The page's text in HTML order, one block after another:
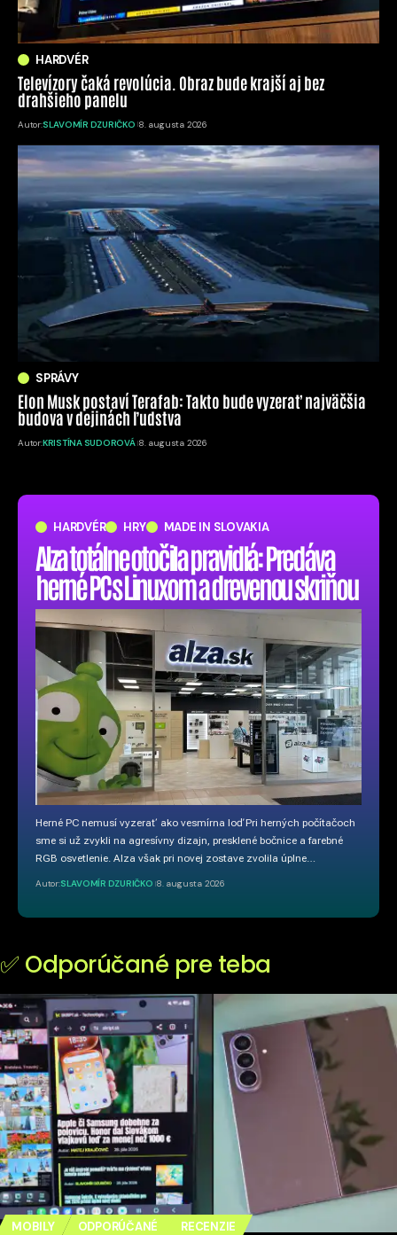
HARDVÉR HRY MADE IN SLOVAKIA
Alza totálne otočila pravidlá: Predáva
herné PC s Linuxom a drevenou skriňou
Herné PC nemusí vyzerať ako vesmírna loď Pri herných počítačoch
sme si už zvykli na agresívny dizajn, presklené bočnice a farebné
RGB osvetlenie. Alza však pri novej zostave zvolila úplne…
Autor:SLAVOMÍR DZURIČKO 8. augusta 2026
HARDVÉR
Televízory čaká revolúcia. Obraz bude krajší aj bez
drahšieho panelu
Autor:SLAVOMÍR DZURIČKO 8. augusta 2026
SPRÁVY
Elon Musk postaví Terafab: Takto bude vyzerať najväčšia
budova v dejinách ľudstva
Autor:KRISTÍNA SUDOROVÁ 8. augusta 2026
✅ Odporúčané pre teba
MOBILY ODPORÚČANÉ RECENZIE